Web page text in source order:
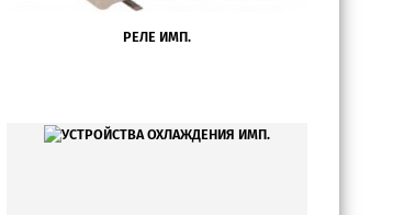
РЕЛЕ ИМП.